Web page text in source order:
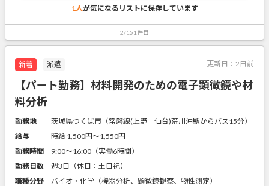
1人が気になるリストに保存しています
2/151件目
新着 派遣 更新日： 2日前
【パート勤務】材料開発のための電子顕微鏡や材
料分析
勤務地
茨城県つくば市（常磐線(上野－仙台)荒川沖駅からバス15分）
給与
時給 1,500円〜1,550円
勤務時間
9:00～16:00（実働6時間）
勤務日数
週3日（休日：土日祝）
職種分野
バイオ・化学（機器分析、顕微鏡観察、物性測定）